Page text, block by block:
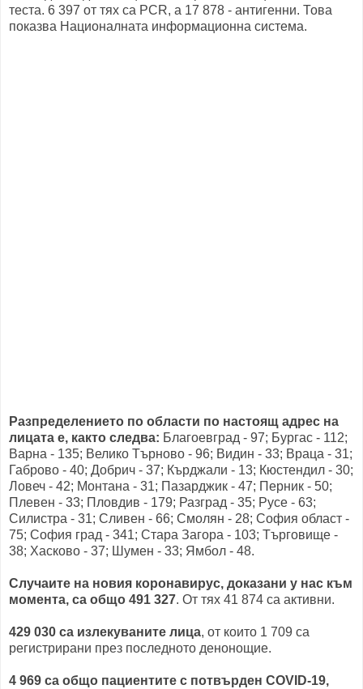
теста. 6 397 от тях са PCR, а 17 878 - антигенни. Това
показва Националната информационна система.
Разпределението по области по настоящ адрес на
лицата е, както следва: Благоевград - 97; Бургас - 112;
Варна - 135; Велико Търново - 96; Видин - 33; Враца - 31;
Габрово - 40; Добрич - 37; Кърджали - 13; Кюстендил - 30;
Ловеч - 42; Монтана - 31; Пазарджик - 47; Перник - 50;
Плевен - 33; Пловдив - 179; Разград - 35; Русе - 63;
Силистра - 31; Сливен - 66; Смолян - 28; София област -
75; София град - 341; Стара Загора - 103; Търговище -
38; Хасково - 37; Шумен - 33; Ямбол - 48.
Случаите на новия коронавирус, доказани у нас към
момента, са общо 491 327. От тях 41 874 са активни.
429 030 са излекуваните лица, от които 1 709 са
регистрирани през последното денонощие.
4 969 са общо пациентите с потвърден COVID-19,